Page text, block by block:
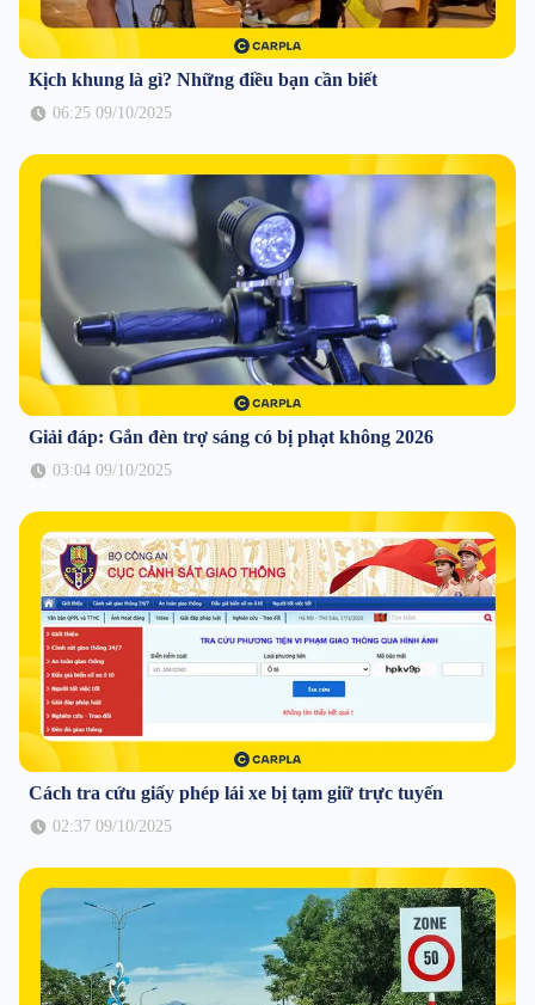
Kịch khung là gì? Những điều bạn cần biết
06:25 09/10/2025
Giải đáp: Gắn đèn trợ sáng có bị phạt không 2026
03:04 09/10/2025
Cách tra cứu giấy phép lái xe bị tạm giữ trực tuyến
02:37 09/10/2025